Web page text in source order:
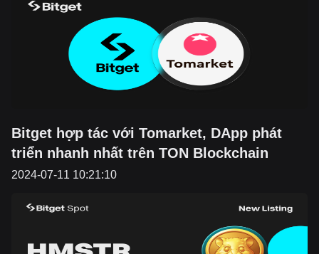
Bitget hợp tác với Tomarket, DApp phát
triển nhanh nhất trên TON Blockchain
2024-07-11 10:21:10